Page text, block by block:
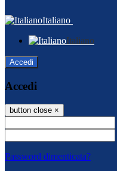
Italiano
Italiano
Accedi
Accedi
button close ×
Password dimenticata?